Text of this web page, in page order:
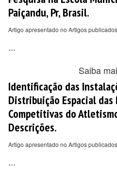
Paiçandu, Pr, Brasil.
Artigo apresentado no Artigos
...
Saiba
Identificação das
Distribuição Espacial
Competitivas do
Descrições.
Artigo apresentado no Artigos
...